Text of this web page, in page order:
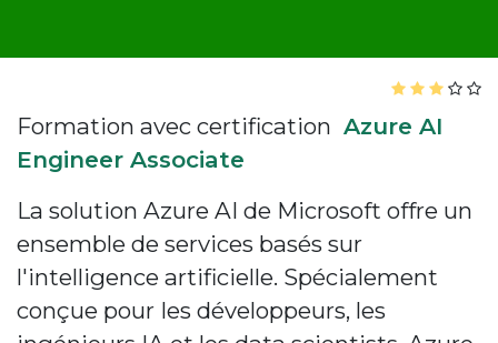
Formation avec certification Azure AI
Engineer Associate
La solution Azure AI de Microsoft offre un
ensemble de services basés sur
l'intelligence artificielle. Spécialement
conçue pour les développeurs, les